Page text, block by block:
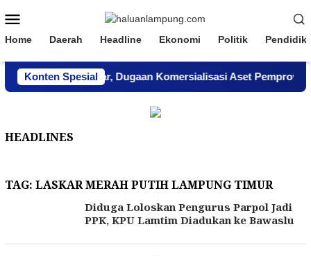
ke
kontenMobile
Home Daerah Headline Ekonomi Politik
Konten Spesial
Menghindar, Dugaan Komersialisasi Aset Pemprov Kian
HEADLINES
TAG: LASKAR MERAH PUTIH LAMPUNG TIMUR
Diduga Loloskan Pengurus Parpol Jadi
PPK, KPU Lamtim Diadukan ke Bawaslu